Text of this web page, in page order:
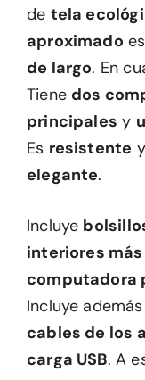
de tela
aproximado
de largo. En
Tiene dos
principales y
Es resistente
elegante.
Incluye
interiores
computadora
Incluye
cables de los
carga USB. A